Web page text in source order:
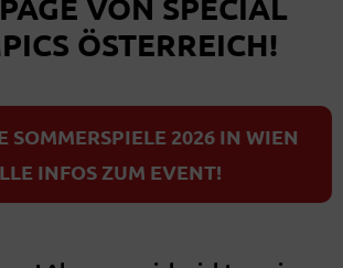
ÖSTERREICH!
SOMMERSPIELE 2026 IN WIEN
INFOS ZUM EVENT!